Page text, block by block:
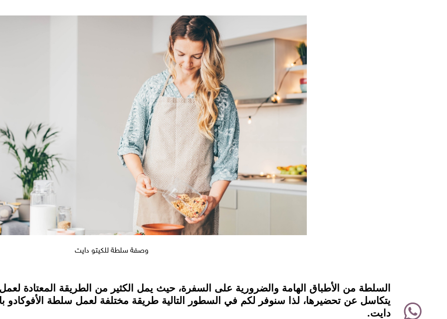
وصفة سلطة للكيتو دايت
WhatsApp
السلطة من الأطباق الهامة والضرورية على السفرة، حيث يمل الكثير من الطريقة المعتادة
يتكاسل عن تحضيرها، لذا سنوفر لكم في السطور التالية طريقة مختلفة لعمل سلطة الأفوكادو
دايت.